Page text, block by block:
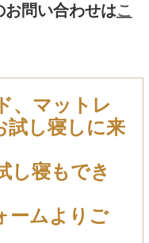
お問い合わせはこ
、マットレ
試し寝しに来
し寝もでき
ームよりご